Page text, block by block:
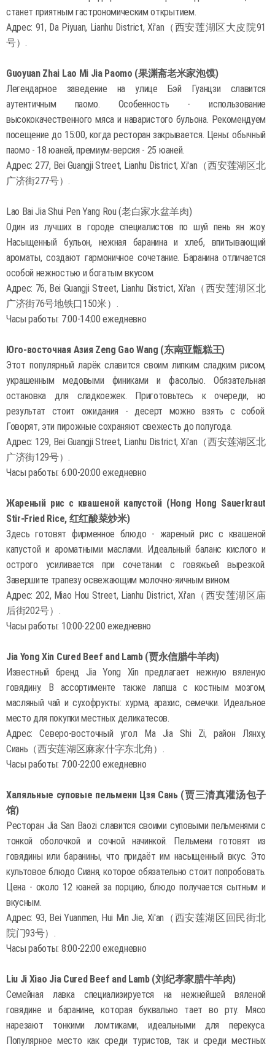
станет приятным гастрономическим открытием.
Адрес: 91, Da Piyuan, Lianhu District, Xi'an（西安莲湖区大皮院91
号）.
Guoyuan Zhai Lao Mi Jia Paomo (果渊斋老米家泡馍)
Легендарное заведение на улице Бэй Гуанцзи славится
аутентичным паомо. Особенность - использование
высококачественного мяса и наваристого бульона. Рекомендуем
посещение до 15:00, когда ресторан закрывается. Цены: обычный
паомо - 18 юаней, премиум-версия - 25 юаней.
Адрес: 277, Bei Guangji Street, Lianhu District, Xi'an（西安莲湖区北
广济街277号）.
Lao Bai Jia Shui Pen Yang Rou (老白家水盆羊肉)
Один из лучших в городе специалистов по шуй пень ян жоу.
Насыщенный бульон, нежная баранина и хлеб, впитывающий
ароматы, создают гармоничное сочетание. Баранина отличается
особой нежностью и богатым вкусом.
Адрес: 76, Bei Guangji Street, Lianhu District, Xi'an（西安莲湖区北
广济街76号地铁口150米）.
Часы работы: 7:00-14:00 ежедневно
Юго-восточная Азия Zeng Gao Wang (东南亚甑糕王)
Этот популярный ларёк славится своим липким сладким рисом,
украшенным медовыми финиками и фасолью. Обязательная
остановка для сладкоежек. Приготовьтесь к очереди, но
результат стоит ожидания - десерт можно взять с собой.
Говорят, эти пирожные сохраняют свежесть до полугода.
Адрес: 129, Bei Guangji Street, Lianhu District, Xi'an（西安莲湖区北
广济街129号）.
Часы работы: 6:00-20:00 ежедневно
Жареный рис с квашеной капустой (Hong Hong Sauerkraut
Stir-Fried Rice, 红红酸菜炒米)
Здесь готовят фирменное блюдо - жареный рис с квашеной
капустой и ароматными маслами. Идеальный баланс кислого и
острого усиливается при сочетании с говяжьей вырезкой.
Завершите трапезу освежающим молочно-яичным вином.
Адрес: 202, Miao Hou Street, Lianhu District, Xi'an（西安莲湖区庙
后街202号）.
Часы работы: 10:00-22:00 ежедневно
Jia Yong Xin Cured Beef and Lamb (贾永信腊牛羊肉)
Известный бренд Jia Yong Xin предлагает нежную вяленую
говядину. В ассортименте также лапша с костным мозгом,
масляный чай и сухофрукты: хурма, арахис, семечки. Идеальное
место для покупки местных деликатесов.
Адрес: Северо-восточный угол Ma Jia Shi Zi, район Лянху,
Сиань（西安莲湖区麻家什字东北角）.
Часы работы: 7:00-22:00 ежедневно
Халяльные суповые пельмени Цзя Сань (贾三清真灌汤包子
馆)
Ресторан Jia San Baozi славится своими суповыми пельменями с
тонкой оболочкой и сочной начинкой. Пельмени готовят из
говядины или баранины, что придаёт им насыщенный вкус. Это
культовое блюдо Сианя, которое обязательно стоит попробовать.
Цена - около 12 юаней за порцию, блюдо получается сытным и
вкусным.
Адрес: 93, Bei Yuanmen, Hui Min Jie, Xi'an（西安莲湖区回民街北
院门93号）.
Часы работы: 8:00-22:00 ежедневно
Liu Ji Xiao Jia Cured Beef and Lamb (刘纪孝家腊牛羊肉)
Семейная лавка специализируется на нежнейшей вяленой
говядине и баранине, которая буквально тает во рту. Мясо
нарезают тонкими ломтиками, идеальными для перекуса.
Популярное место как среди туристов, так и среди местных